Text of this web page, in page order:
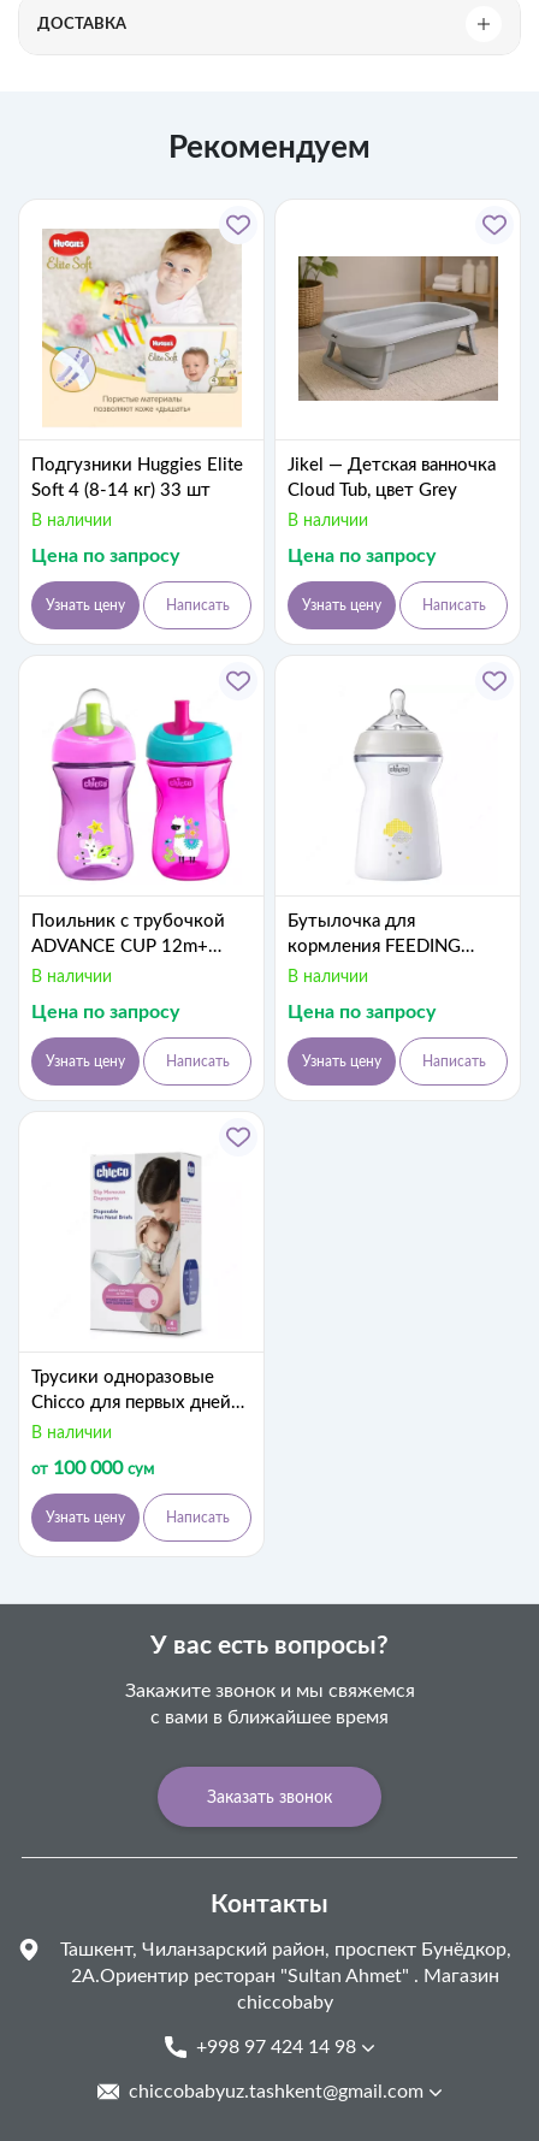
ДОСТАВКА
Рекомендуем
Подгузники Huggies Elite
Soft 4 (8-14 кг) 33 шт
В наличии
Цена по запросу
Узнать цену Написать
Jikel — Детская ванночка
Cloud Tub, цвет Grey
В наличии
Цена по запросу
Узнать цену Написать
Поильник с трубочкой
ADVANCE CUP 12m+
PINK/PURPLE,
В наличии
Цена по запросу
Узнать цену Написать
Бутылочка для
кормления FEEDING
BOTTLE NF PP 6м+330ml,
В наличии
Цена по запросу
Узнать цену Написать
Трусики одноразовые
Chicco для первых дней
после родов
В наличии
от 100 000 сум
Узнать цену Написать
У вас есть вопросы?
Закажите звонок и мы свяжемся
с вами в ближайшее время
Заказать звонок
Контакты
Ташкент, Чиланзарский район, проспект Бунёдкор,
2А.Ориентир ресторан "Sultan Ahmet" . Магазин
chiccobaby
+998 97 424 14 98
chiccobabyuz.tashkent@gmail.com